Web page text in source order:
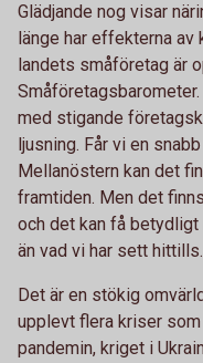
Glädjande nog visar
länge har effekterna av
landets småföretag är
med stigande
ljusning. Får vi en
Mellanöstern kan det
framtiden. Men det
och det kan få
än vad vi har sett hittills.
Det är en stökig
upplevt flera kriser
pandemin, kriget i